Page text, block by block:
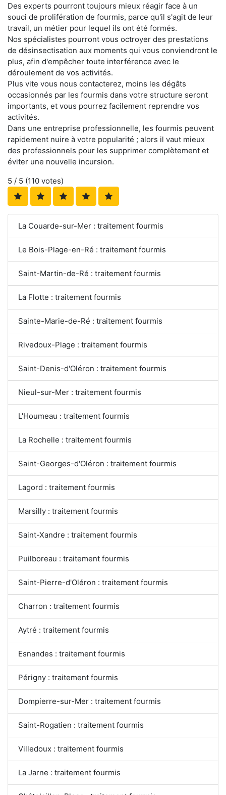
Des experts pourront toujours mieux réagir face à un
souci de prolifération de fourmis, parce qu'il s'agit de leur
travail, un métier pour lequel ils ont été formés.
Nos spécialistes pourront vous octroyer des prestations
de désinsectisation aux moments qui vous conviendront le
plus, afin d'empêcher toute interférence avec le
déroulement de vos activités.
Plus vite vous nous contacterez, moins les dégâts
occasionnés par les fourmis dans votre structure seront
importants, et vous pourrez facilement reprendre vos
activités.
Dans une entreprise professionnelle, les fourmis peuvent
rapidement nuire à votre popularité ; alors il vaut mieux
des professionnels pour les supprimer complètement et
éviter une nouvelle incursion.
5 / 5 (110 votes)
La Couarde-sur-Mer : traitement fourmis
Le Bois-Plage-en-Ré : traitement fourmis
Saint-Martin-de-Ré : traitement fourmis
La Flotte : traitement fourmis
Sainte-Marie-de-Ré : traitement fourmis
Rivedoux-Plage : traitement fourmis
Saint-Denis-d'Oléron : traitement fourmis
Nieul-sur-Mer : traitement fourmis
L'Houmeau : traitement fourmis
La Rochelle : traitement fourmis
Saint-Georges-d'Oléron : traitement fourmis
Lagord : traitement fourmis
Marsilly : traitement fourmis
Saint-Xandre : traitement fourmis
Puilboreau : traitement fourmis
Saint-Pierre-d'Oléron : traitement fourmis
Charron : traitement fourmis
Aytré : traitement fourmis
Esnandes : traitement fourmis
Périgny : traitement fourmis
Dompierre-sur-Mer : traitement fourmis
Saint-Rogatien : traitement fourmis
Villedoux : traitement fourmis
La Jarne : traitement fourmis